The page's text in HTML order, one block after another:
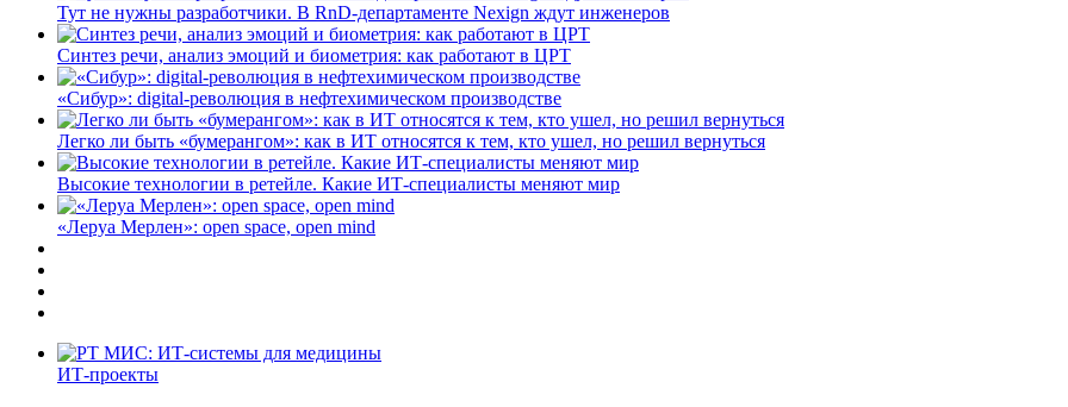
Тут не нужны разработчики. В RnD-департаменте Nexign ждут инженеров
Синтез речи, анализ эмоций и биометрия: как работают в ЦРТ
«Сибур»: digital-революция в нефтехимическом производстве
Легко ли быть «бумерангом»: как в ИТ относятся к тем, кто ушел, но решил вернуться
Высокие технологии в ретейле. Какие ИТ-специалисты меняют мир
«Леруа Мерлен»: open space, open mind
ИТ-проекты